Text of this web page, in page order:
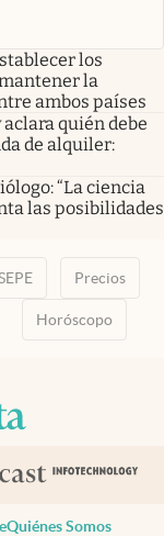
los
la
ambos países
quién debe
de alquiler:
“La ciencia
las posibilidades
Precios
Horóscopo
pestañapestaña
nueva pestaña
en nueva pestaña
Quiénes Somos